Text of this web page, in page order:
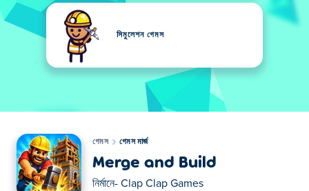
সিমুলেশন গেমস
গেমস গেমস মার্জ
Merge and Build
নির্মানে- Clap Clap Games